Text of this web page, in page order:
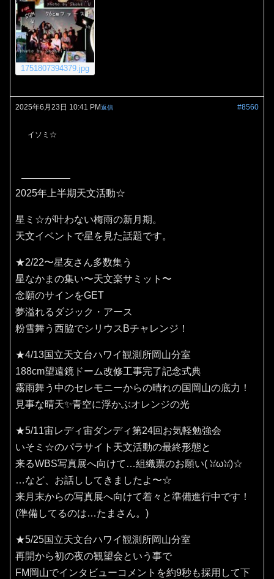
1751807394379.jpg
2025年6月23日 10:41 PM #8560
返信
イソミ☆
2025年上半期天文活動☆
星ミ☆が叶わない梅雨の新月期。
天文イベントで星を見た話題です。
★2/22〜星友さん多数集う
星なかまの集い〜天文楽サミット〜
念願のサインをGET
夢溢れるダジック・アース
粉雪舞う西脇でシリウスBチャレンジ！
★4/13国立天文台ハワイ観測所岡山分室
188cm望遠鏡ドーム改修工事完了記念式典
霧雨舞う中のセレモニーからの晴れの国岡山の底力！
見事な晴天✨️青空に浮かぶオレンジの光
★5/11宙レディ宙ダンディ第24回お気軽勉強会
いそミ☆のパラサイト天文活動の最終形態と
来るWBS写真展へ向けて…組織票のお願い(⁠ ⁠ꈍ⁠ω⁠ꈍ⁠)☆
…など、お話ししてきましたよ〜☆
来月末からの写真展へ向けて着々と準備進行中です！
(準備してるのは…たまさん。)
★5/25国立天文台ハワイ観測所岡山分室
再開から初の夜の観望会という事で
FM岡山でインタビューコメントを約9秒も採用して下